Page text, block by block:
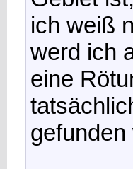
ich weiß
werd ich
eine